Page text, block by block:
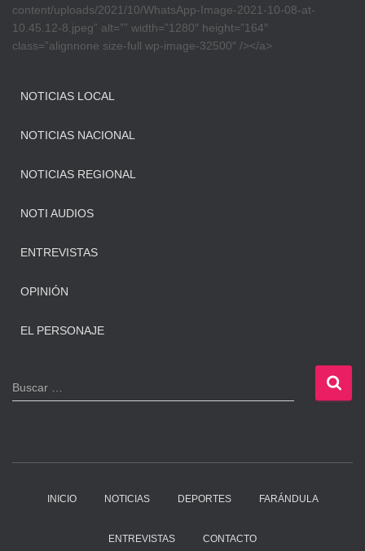
content/uploads/2021/10/WhatsApp-Image-2021-10-08-at-
10.45.12-8.jpeg” alt=”” width=”1280″ height=”164″
class=”alignnone size-full wp-image-32500″ /></a>
NOTICIAS LOCAL
NOTICIAS NACIONAL
NOTICIAS REGIONAL
NOTI AUDIOS
ENTREVISTAS
OPINIÓN
EL PERSONAJE
B
u
Buscar …
INICIO NOTICIAS DEPORTES FARÁNDULA
ENTREVISTAS CONTACTO